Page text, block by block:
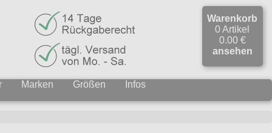
Warenkorb
0 Artikel
0.00 €
ansehen
Marken Größen Infos